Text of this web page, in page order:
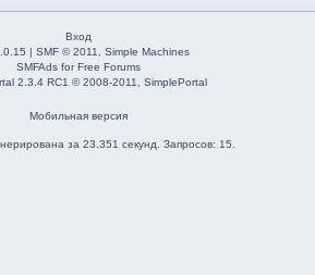
Вход
|SMF © 2011 ,Simple Machines
SMFAds forFree Forums
2.3.4 RC1 © 2008-2011, SimplePortal
Мобильная версия
за 23.351 секунд. Запросов: 15.